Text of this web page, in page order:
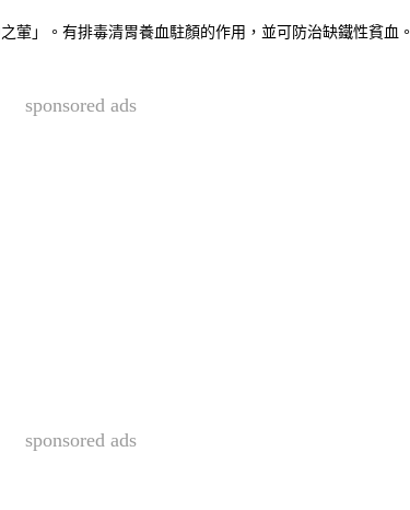
葷」。有排毒清胃養血駐顏的作用，並可防治缺鐵性貧血。
sponsored ads
sponsored ads